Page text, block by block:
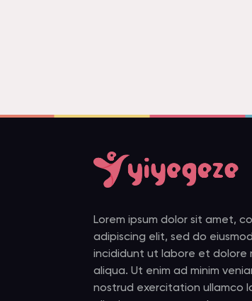
Lorem ipsum dolor sit amet,
adipiscing elit, sed do
incididunt ut labore et dolore
aliqua. Ut enim ad minim
nostrud exercitation ullamco